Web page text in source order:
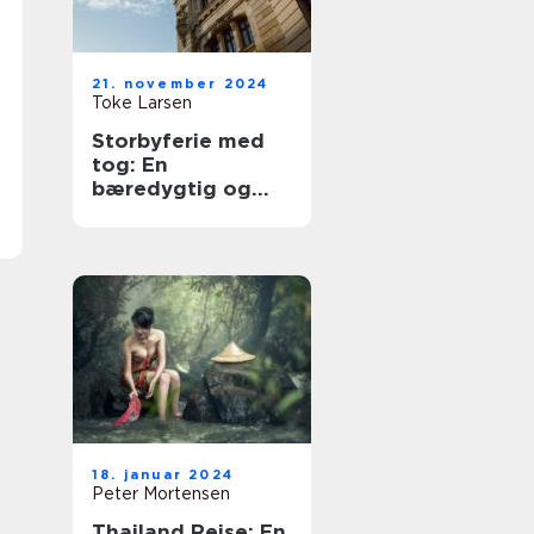
21. november 2024
Toke Larsen
Storbyferie med
tog: En
bæredygtig og
18. januar 2024
Peter Mortensen